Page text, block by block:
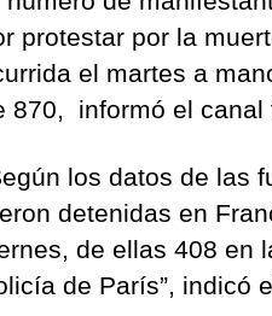
protestar por la
el martes a
870, informó el canal
los datos de las
detenidas en
de ellas 408 en
de París”, indicó